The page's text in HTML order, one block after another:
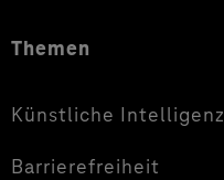
Themen
Künstliche Intelligenz
Barrierefreiheit